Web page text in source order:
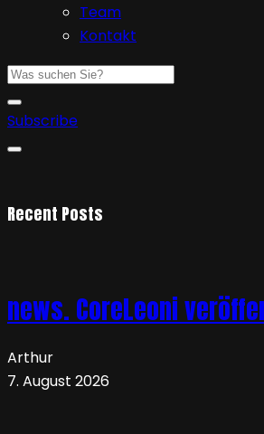
Team
Kontakt
Subscribe
Recent Posts
news. CoreLeoni
Arthur
7. August 2026